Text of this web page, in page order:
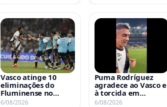
Vasco atinge 10
eliminações do
Fluminense no
século e amplia
6/08/2026
Puma Rodríguez
agradece ao Vasco e
à torcida em
emocionante
6/08/2026